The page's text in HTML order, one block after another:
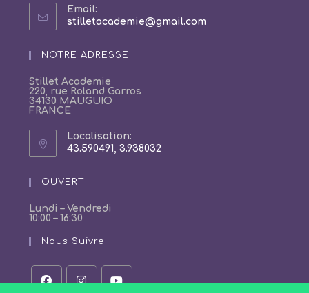
Email:
stilletacademie@gmail.comS’ouvre
NOTRE ADRESSE
Stillet Academie
220, rue Roland Garros
34130 MAUGUIO
FRANCE
Localisation:
43.590491, 3.938032
un
nouvel
OUVERT
Lundi – Vendredi
10:00 – 16:30
Nous Suivre